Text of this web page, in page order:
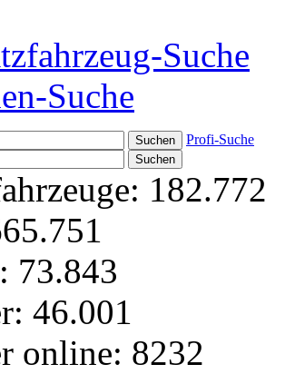
Suche
Suche
Profi-Suche
182.772
73.843
46.001
online: 8232